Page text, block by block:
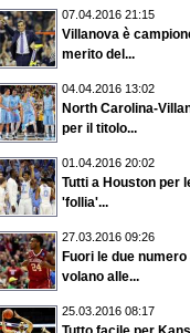
07.04.2016 21:15
Villanova è
merito del...
04.04.2016 13:02
North Carolina-
per il titolo...
01.04.2016 20:02
Tutti a Houston per
'follia'...
27.03.2016 09:26
Fuori le due
volano alle...
25.03.2016 08:17